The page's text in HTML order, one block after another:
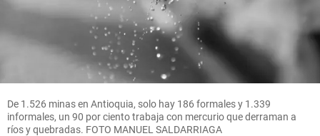
De 1.526 minas en Antioquia, solo hay 186 formales y 1.339
informales, un 90 por ciento trabaja con mercurio que derraman a
ríos y quebradas. FOTO MANUEL SALDARRIAGA